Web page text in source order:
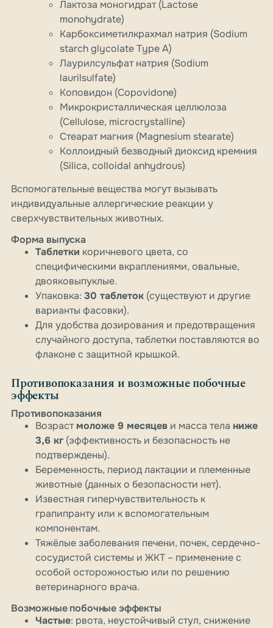
Лактоза моногидрат (Lactose
monohydrate)
Карбоксиметилкрахмал натрия (Sodium
starch glycolate Type A)
Лаурилсульфат натрия (Sodium
laurilsulfate)
Коповидон (Copovidone)
Микрокристаллическая целлюлоза
(Cellulose, microcrystalline)
Стеарат магния (Magnesium stearate)
Коллоидный безводный диоксид кремния
(Silica, colloidal anhydrous)
Вспомогательные вещества могут вызывать
индивидуальные аллергические реакции у
сверхчувствительных животных.
Форма выпуска
Таблетки коричневого цвета, со
специфическими вкраплениями, овальные,
двояковыпуклые.
Упаковка: 30 таблеток (существуют и другие
варианты фасовки).
Для удобства дозирования и предотвращения
случайного доступа, таблетки поставляются во
флаконе с защитной крышкой.
Противопоказания и возможные побочные
эффекты
Противопоказания
Возрастмоложе 9 месяцев и масса тела ниже
3,6 кг (эффективность и безопасность не
подтверждены).
Беременность, период лактации и племенные
животные (данных о безопасности нет).
Известная гиперчувствительность к
грапипранту или к вспомогательным
компонентам.
Тяжёлые заболевания печени, почек, сердечно-
сосудистой системы и ЖКТ – применение с
особой осторожностью или по решению
ветеринарного врача.
Возможные побочные эффекты
Частые: рвота, неустойчивый стул, снижение